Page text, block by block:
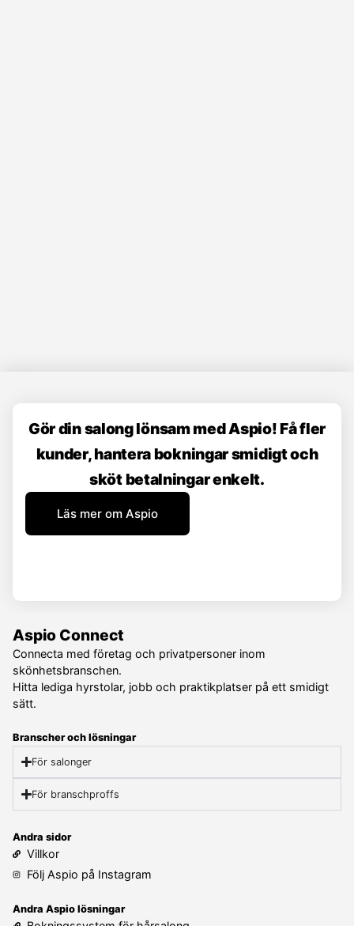
Gör din salong lönsam med Aspio! Få fler
kunder, hantera bokningar smidigt och
sköt betalningar enkelt.
Läs mer om Aspio
Aspio Connect
Connecta med företag och privatpersoner inom
skönhetsbranschen.
Hitta lediga hyrstolar, jobb och praktikplatser på ett smidigt
sätt.
Branscher och lösningar
För salonger
För branschproffs
Andra sidor
Villkor
Följ Aspio på Instagram
Andra Aspio lösningar